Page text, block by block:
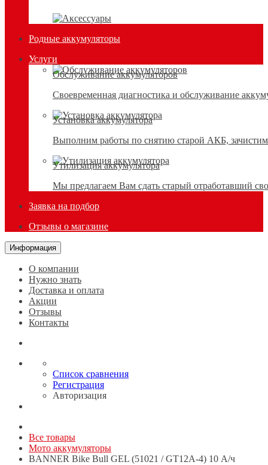
Родные аккумуляторы
Услуги
Обслуживание аккумуляторов
Своевременная диагностика и обслуживание
Установка аккумулятора
Выполним работы по снятию старой АКБ, зачистим
Утилизация аккумулятора
Мы предлагаем Вам сдать старый отработавший
Заявка на подбор
Отзывы о магазине
Информация
О компании
Нужно знать
Доставка и оплата
Акции
Отзывы
Контакты
Список сравнения
Регистрация
Авторизация
Все товары
Мото аккумуляторы
BANNER Bike Bull GEL (51021 / GT12A-4) 10 А/ч